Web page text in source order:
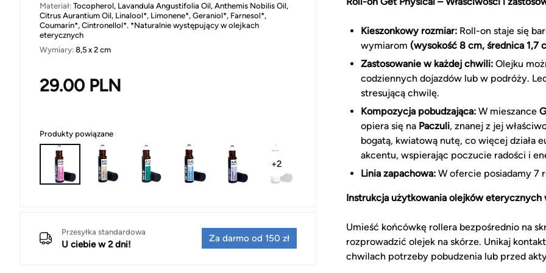
Materiał: Tocopherol, Lavandula Angustifolia Oil, Anthemis Nobilis Oil,
Citrus Aurantium Oil, Linalool*, Limonene*, Geraniol*, Farnesol*,
Coumarin*, Cintronellol*. *Naturalnie występujący w olejkach
eterycznych
Wymiary: 8,5 x 2 cm
29.00 PLN
Produkty powiązane
+2
Przesyłka standardowa
U ciebie w 2 dni!
Za darmo od 150 zł
Kieszonkowy rozmiar: Roll-on staje się
wymiarom (wysokość 8 cm, średnica 1,7
Zastosowanie w każdej chwili: Olejku
codziennych dojazdów lub w podróży.
stresującą chwilę.
Kompozycja pobudzająca: W mieszance
opiera się na Paczuli, znanej z jej
bogatą, kwiatową nutę, co więcej działa
akcentu, wspierając poczucie radości i
Linia zapachowa: W ofercie posiadamy 7
Instrukcja użytkowania olejków eterycznych
Umieść końcówkę rollera bezpośrednio na
rozprowadzić olejek na skórze. Unikaj
chwilach potrzeby pobudzenia lub przed